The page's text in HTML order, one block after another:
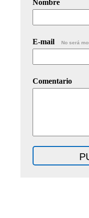
Nombre
E-mail No será
Comentario